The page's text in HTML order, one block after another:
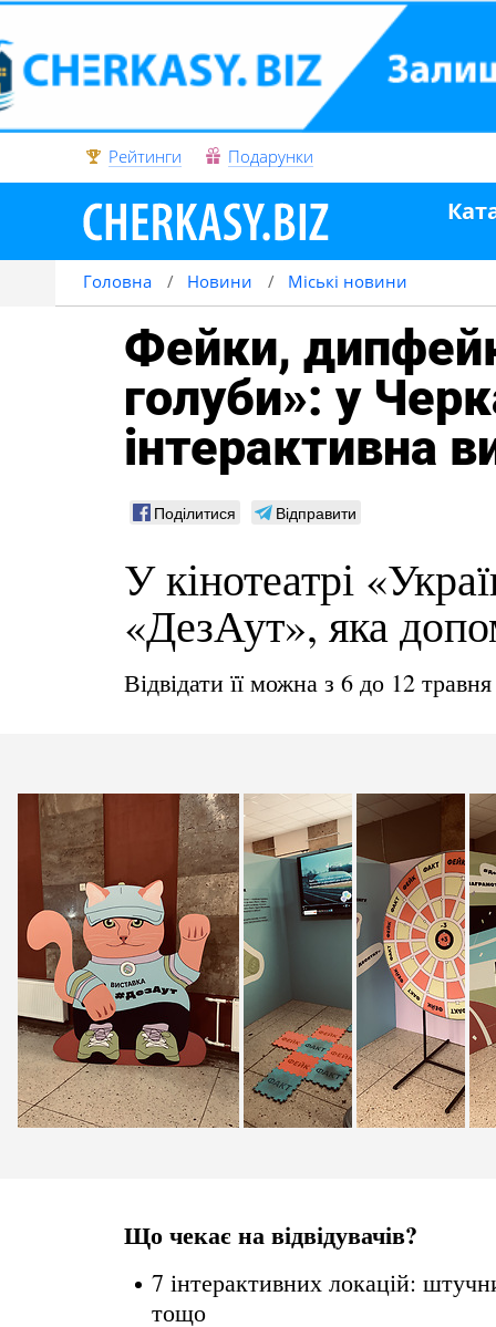
Рейтинги Подарунки
Головна Новини Міські новини
Фейки,
голуби»: у
інтерактивна
Поділитися Відправити
У кінотеатрі
«ДезАут», яка
Відвідати її можна з 6 до 12
Що чекає на відвідувачів?
7 інтерактивних локацій:
тощо